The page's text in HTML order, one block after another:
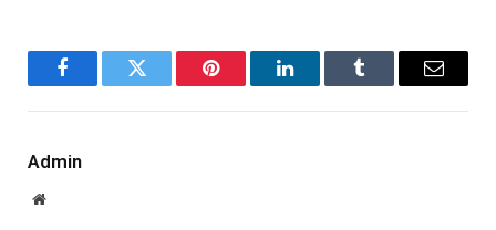
FacebookTwitter Pinterest LinkedInTumblr
E-
Admin
Website